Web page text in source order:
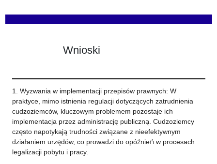
Wnioski
1. Wyzwania w implementacji przepisów prawnych: W
praktyce, mimo istnienia regulacji dotyczących zatrudnienia
cudzoziemców, kluczowym problemem pozostaje ich
implementacja przez administrację publiczną. Cudzoziemcy
często napotykają trudności związane z nieefektywnym
działaniem urzędów, co prowadzi do opóźnień w procesach
legalizacji pobytu i pracy.